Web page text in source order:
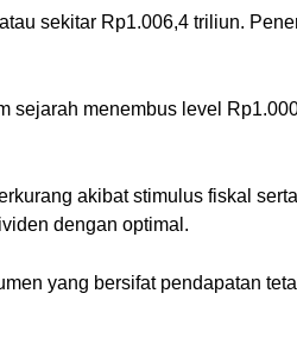
sekitar Rp1.006,4 triliun.
sejarah menembus level
akibat stimulus fiskal
dengan optimal.
yang bersifat pendapatan